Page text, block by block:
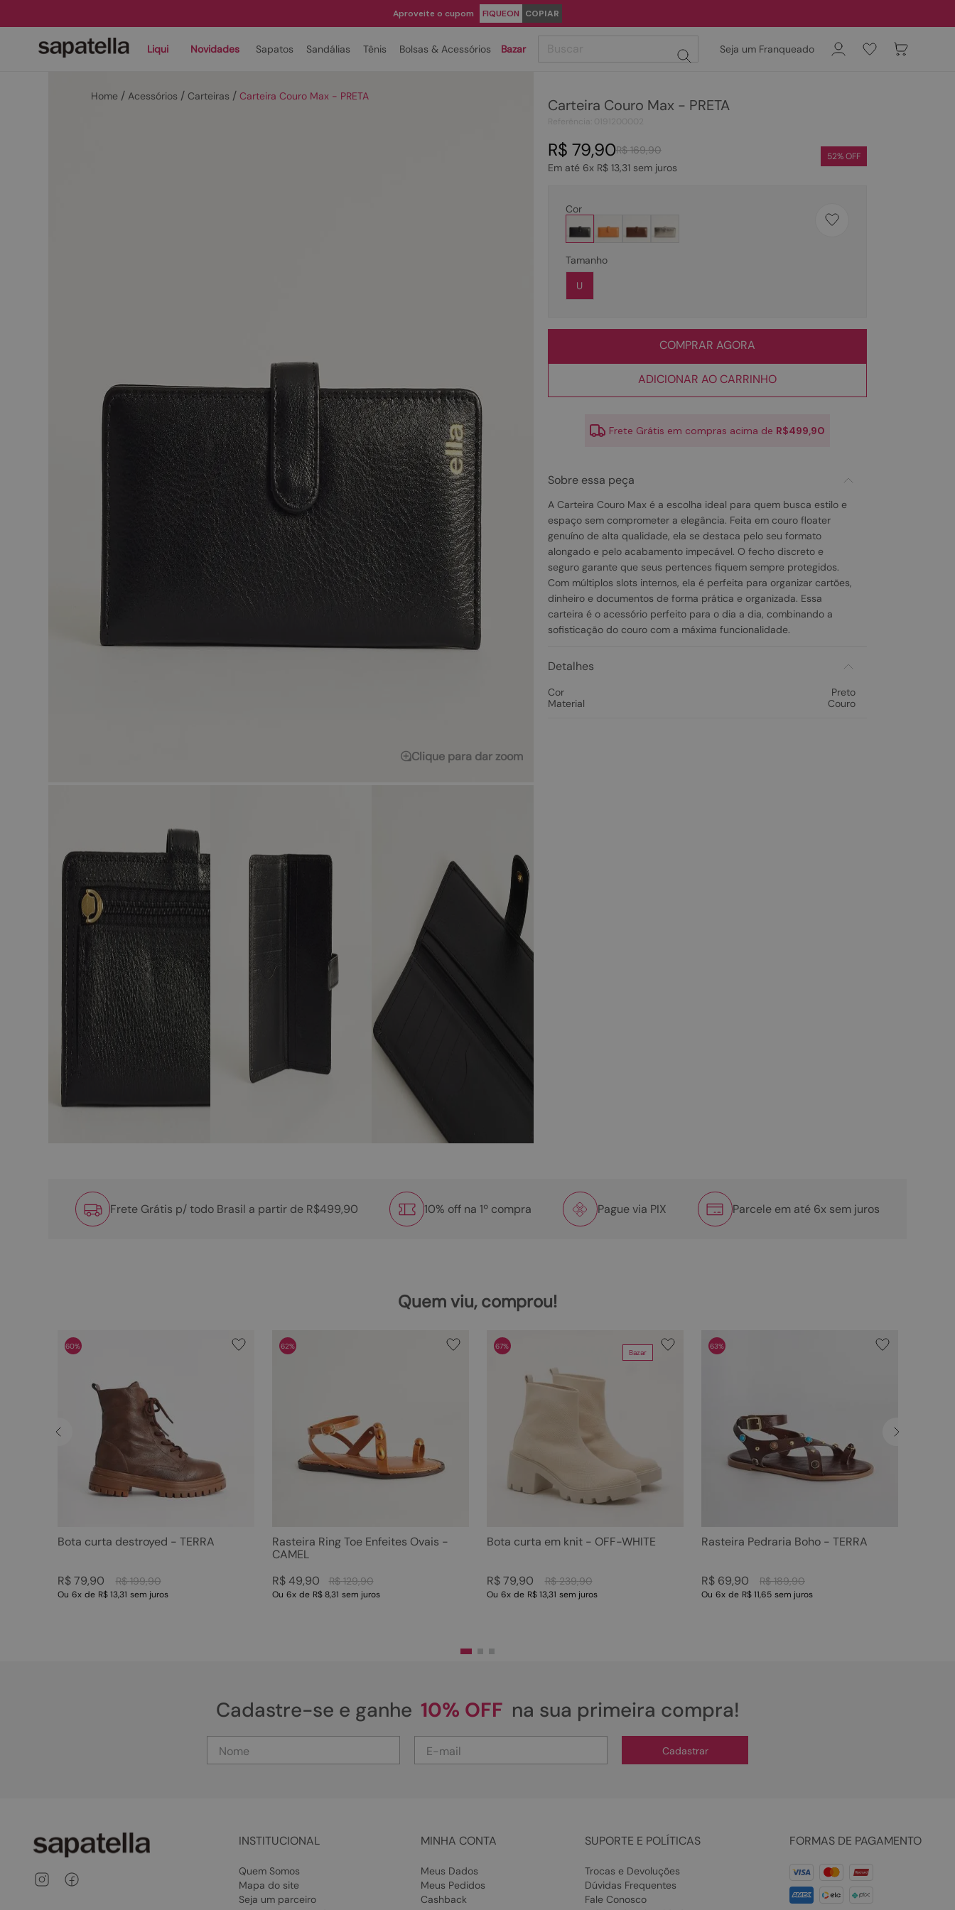
Aproveite o cupom FIQUEON COPIAR
Liqui Novidades Sapatos Sandálias Tênis Bolsas & Acessórios Bazar Seja um Franqueado
Acessórios Carteiras Carteira Couro Max - PRETA
Clique para dar zoom
Carteira Couro Max - PRETA
R$ 169,90
R$ 79,90
Em até 6x R$ 13,31sem juros
52% OFF
Cor
Tamanho
U
COMPRAR AGORA
ADICIONAR AO CARRINHO
Frete Grátis em compras acima de R$499,90
Sobre essa peça
A Carteira Couro Max é a escolha ideal para quem busca estilo e
espaço sem comprometer a elegância. Feita em couro floater
genuíno de alta qualidade, ela se destaca pelo seu formato
alongado e pelo acabamento impecável. O fecho discreto e
seguro garante que seus pertences fiquem sempre protegidos.
Com múltiplos slots internos, ela é perfeita para organizar cartões,
dinheiro e documentos de forma prática e organizada. Essa
carteira é o acessório perfeito para o dia a dia, combinando a
sofisticação do couro com a máxima funcionalidade.
Detalhes
Cor
Preto
Material
Couro
Frete Grátis p/ todo Brasil a partir de R$499,90 10% off na 1º compra Pague via PIX Parcele em até 6x sem juros
Quem viu, comprou!
60%
Bota curta destroyed - TERRA
R$ 199,90
R$ 79,90
Ou 6x de R$ 13,31 sem juros
62%
Rasteira Ring Toe Enfeites Ovais -
CAMEL
R$ 129,90
R$ 49,90
Ou 6x de R$ 8,31 sem juros
Bazar
67%
Bota curta em knit - OFF-WHITE
R$ 239,90
R$ 79,90
Ou 6x de R$ 13,31 sem juros
63%
Rasteira Pedraria Boho - TERRA
R$ 189,90
R$ 69,90
Ou 6x de R$ 11,65 sem juros
Cadastre-se e ganhe 10% OFF na sua primeira compra!
Cadastrar
INSTITUCIONAL
Quem Somos
Mapa do site
Seja um parceiro
MINHA CONTA
Meus Dados
Meus Pedidos
Cashback
SUPORTE E POLÍTICAS
Trocas e Devoluções
Dúvidas Frequentes
Fale Conosco
FORMAS DE PAGAMENTO